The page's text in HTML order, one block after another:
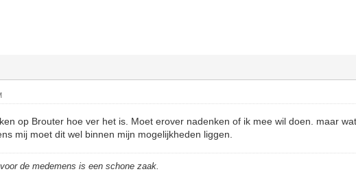
op Brouter hoe ver het is. Moet erover nadenken of ik mee wil doen. maar
mij moet dit wel binnen mijn mogelijkheden liggen.
de medemens is een schone zaak.